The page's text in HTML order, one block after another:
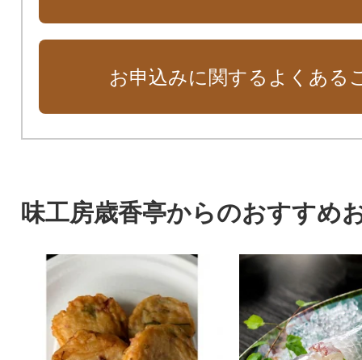
お申込みに関するよくある
味工房歳香亭からのおすすめ